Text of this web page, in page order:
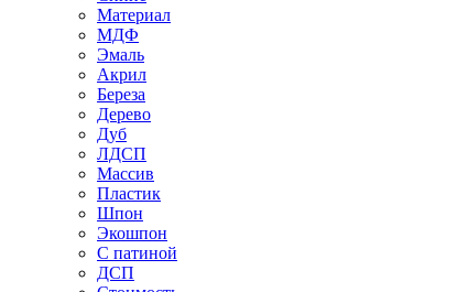
Материал
МДФ
Эмаль
Акрил
Береза
Дерево
Дуб
ЛДСП
Массив
Пластик
Шпон
Экошпон
С патиной
ДСП